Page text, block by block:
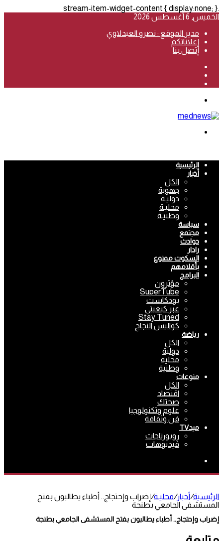
.stream-item-widget-content { display:none; }
الخميس, 6 أغسطس 2026
مدير الموقع : نصرو العبدلاوي
إعلاناتكم
إتصل بنا
الرئيسية
أخبار
الكل
جهوية
دوليـة
محليـة
وطنيـة
سياسة
مجتمع
حوادث
رادار
السكوت ممنوع
بأقلامهم
البرامج
مؤثرون
SuperTube
بودكاست
عبر كبغيتي
Stay Tuned
كواليس النجاح
رياضة
الكل
دولية
محلية
وطنية
منوعات
الكل
اقتصاد
صحتك
علوم وتكنولوجيا
فن وثقافة
ميدTV
روبورتاجات
فيديوهات
الرئيسية/أخبار/محليـة/إضراب وإحتجاج.. أطباء يطالبون بفتح
المستشفى الجامعي بطنجة
إضراب وإحتجاج.. أطباء يطالبون بفتح المستشفى الجامعي بطنجة